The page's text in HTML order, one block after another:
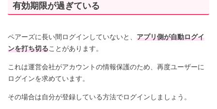
有効期限が過ぎている
ペアーズに長い間ログインしていないと、アプリ側が自動ログイ
ンを打ち切ることがあります。
これは運営会社がアカウントの情報保護のため、再度ユーザーに
ログインを求めています。
その場合は自分が登録している方法でログインしましょう。